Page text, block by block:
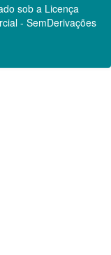
sob a Licença
- SemDerivações